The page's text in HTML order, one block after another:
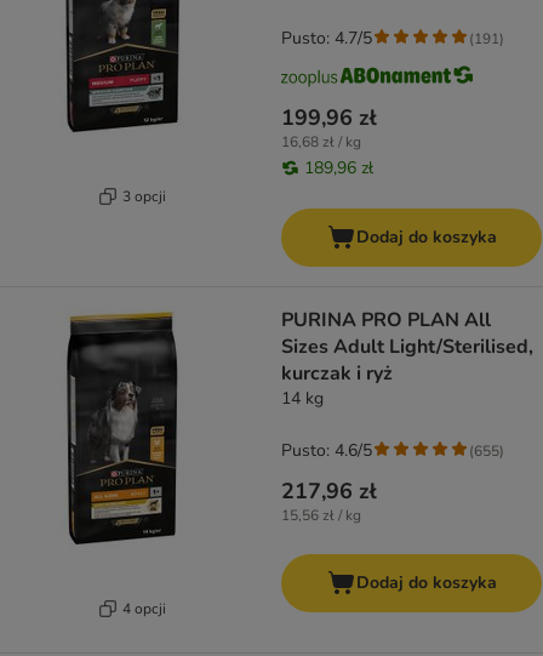
3 opcji
199,96 zł
16,68 zł / kg
189,96 zł
Pusto: 4.7/5 (191)
Dodaj do koszyka
4 opcji
PURINA PRO PLAN All
Sizes Adult Light/Sterilised,
kurczak i ryż
14 kg
217,96 zł
15,56 zł / kg
Pusto: 4.6/5 (655)
Dodaj do koszyka